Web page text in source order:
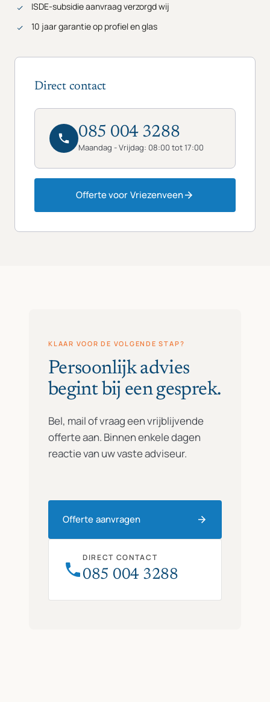
ISDE-subsidie aanvraag verzorgd wij
10 jaar garantie op profiel en glas
Direct contact
085 004 3288
Maandag - Vrijdag: 08:00 tot 17:00
Offerte voor Vriezenveen
KLAAR VOOR DE VOLGENDE STAP?
Persoonlijk advies
begint bij een gesprek.
Bel, mail of vraag een vrijblijvende
offerte aan. Binnen enkele dagen
reactie van uw vaste adviseur.
Offerte aanvragen
DIRECT CONTACT
085 004 3288